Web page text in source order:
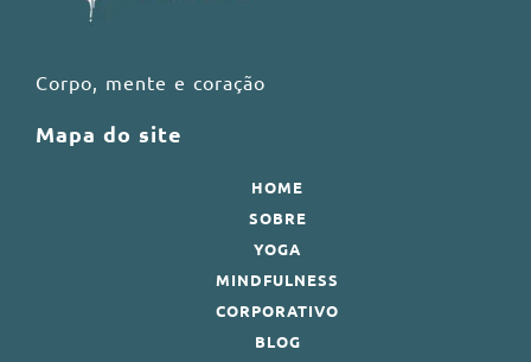
Corpo, mente e coração
Mapa do site
HOME
SOBRE
YOGA
MINDFULNESS
CORPORATIVO
BLOG